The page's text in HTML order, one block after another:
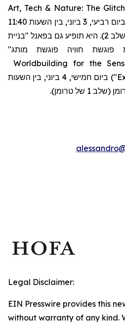
Art, Tech & Nature: The
לונדון ביום רביעי, 3 ביוני, בין השעות 11:40
היא תופיע גם בפאנל
"בניית
פוגשת חוויה פוגשת מותג"
Worldbuilding for the
"
)
ביום חמישי, 4 ביוני, בין השעות
Legal Disclaimer:
EIN Presswire provides this
without warranty of any kind.